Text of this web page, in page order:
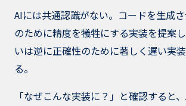
AIには共通認識がない。コードを生成
のために精度を犠牲にする実装を提案
いは逆に正確性のために著しく遅い実
る。
「なぜこんな実装に？」と確認すると